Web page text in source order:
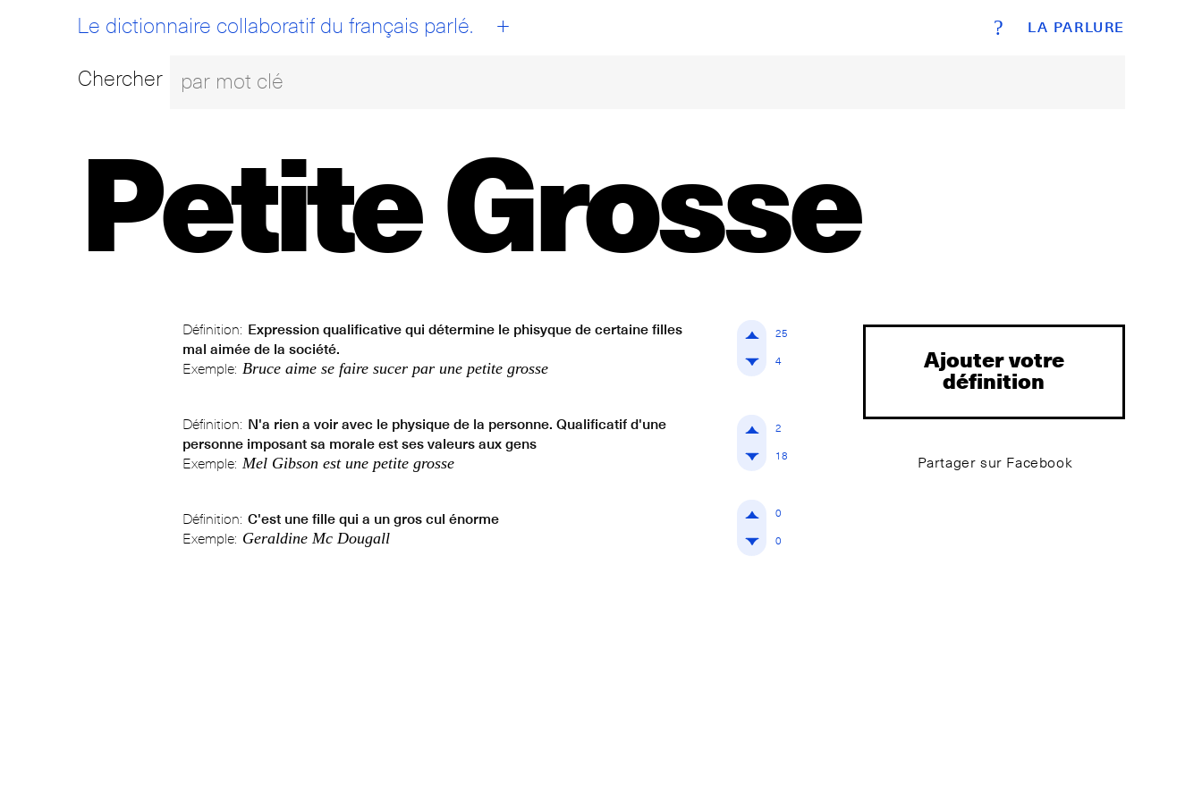
LA PARLURE
Le dictionnaire collaboratif du français parlé. + ?
Chercher
Petite Grosse
Définition: Expression qualificative qui détermine le phisyque de certaine filles
mal aimée de la société.
Exemple: Bruce aime se faire sucer par une petite grosse
25
4
Définition: N'a rien a voir avec le physique de la personne. Qualificatif d'une
personne imposant sa morale est ses valeurs aux gens
Exemple: Mel Gibson est une petite grosse
2
18
Définition: C'est une fille qui a un gros cul énorme
Exemple: Geraldine Mc Dougall
0
0
Ajouter votre
définition
Partager sur Facebook